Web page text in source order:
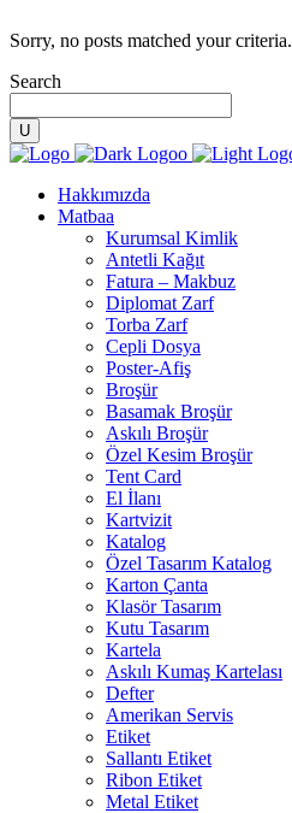
Sorry, no posts matched your criteria.
Search
Hakkımızda
Matbaa
Kurumsal Kimlik
Antetli Kağıt
Fatura – Makbuz
Diplomat Zarf
Torba Zarf
Cepli Dosya
Poster-Afiş
Broşür
Basamak Broşür
Askılı Broşür
Özel Kesim Broşür
Tent Card
El İlanı
Kartvizit
Katalog
Özel Tasarım Katalog
Karton Çanta
Klasör Tasarım
Kutu Tasarım
Kartela
Askılı Kumaş Kartelası
Defter
Amerikan Servis
Etiket
Sallantı Etiket
Ribon Etiket
Metal Etiket